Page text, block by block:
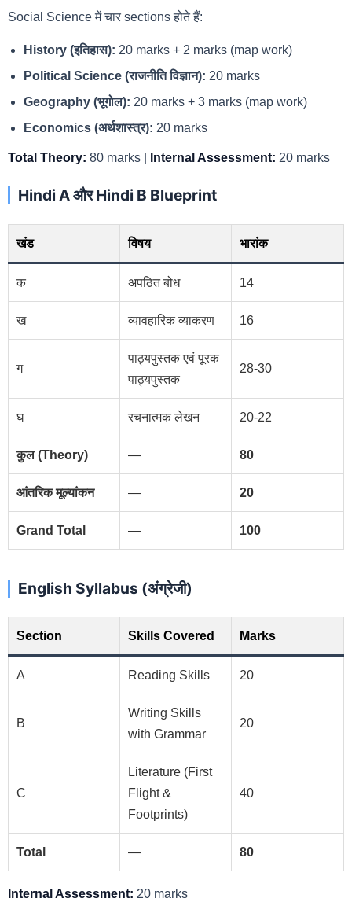
Social Science में चार sections होते हैं:
History (इतिहास): 20 marks + 2 marks (map work)
Political Science (राजनीति विज्ञान): 20 marks
Geography (भूगोल): 20 marks + 3 marks (map work)
Economics (अर्थशास्त्र): 20 marks
Total Theory: 80 marks | Internal Assessment: 20 marks
Hindi A और Hindi B Blueprint
खंड विषय भारांक
क अपठित बोध 14
ख व्यावहारिक व्याकरण 16
ग
पाठ्यपुस्तक एवं पूरक
पाठ्यपुस्तक
28-30
घ रचनात्मक लेखन 20-22
कुल (Theory) — 80
आंतरिक मूल्यांकन — 20
Grand Total — 100
English Syllabus (अंग्रेजी)
Section Skills Covered Marks
A Reading Skills 20
B
Writing Skills
with Grammar
20
C
Literature (First
Flight &
Footprints)
40
Total — 80
Internal Assessment: 20 marks